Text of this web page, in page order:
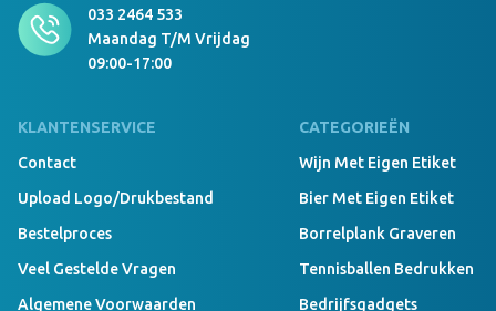
033 2464 533
Maandag T/m Vrijdag
09:00-17:00
KLANTENSERVICE
Contact
Upload Logo/drukbestand
Bestelproces
Veel Gestelde Vragen
Algemene Voorwaarden
CATEGORIEËN
Wijn Met Eigen Etiket
Bier Met Eigen Etiket
Borrelplank Graveren
Tennisballen Bedrukken
Bedrijfsgadgets